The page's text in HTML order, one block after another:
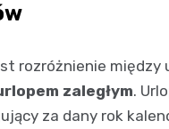
rozróżnienie między
zaległym.
za dany rok